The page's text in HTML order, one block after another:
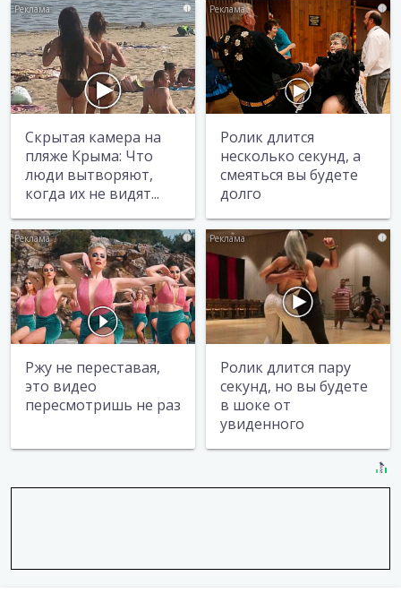
i
Скрытая камера на
пляже Крыма: Что
люди вытворяют,
когда их не видят...
i
Ролик длится
несколько секунд, а
смеяться вы будете
долго
i
Ржу не переставая,
это видео
пересмотришь не раз
i
Ролик длится пару
секунд, но вы будете
в шоке от
увиденного